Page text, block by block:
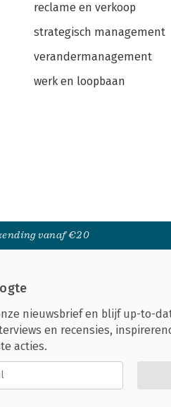
reclame en verkoop
strategisch management
verandermanagement
werk en loopbaan
vanaf €20
nieuwsbrief en blijf up-to-
en recensies,
acties.